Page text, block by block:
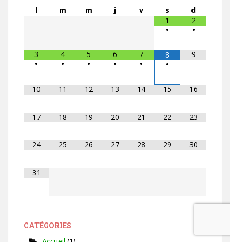
l m m j v s
d
1
•
2
•
3
•
4
•
5
•
6
•
7
•
8
•
9
10 11 12 13 14 15 16
17 18 19 20 21 22 23
24 25 26 27 28 29 30
31
CATÉGORIES